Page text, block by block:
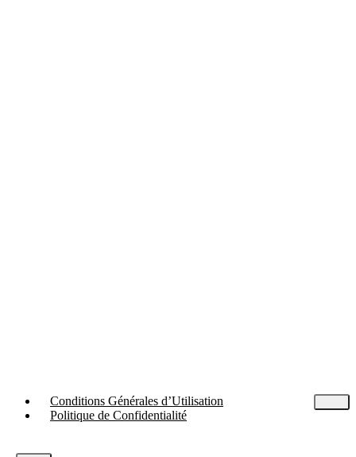
Conditions Générales d’Utilisation
Politique de Confidentialité